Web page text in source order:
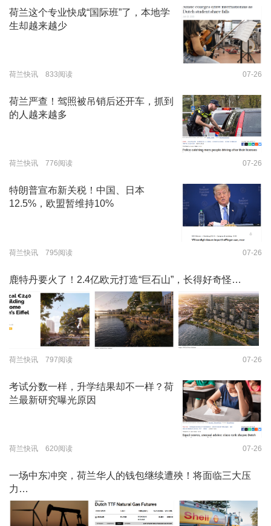
荷兰这个专业快成“国际班”了，本地学
生却越来越少
荷兰快讯 833阅读 07-26
荷兰严查！驾照被吊销后还开车，抓到
的人越来越多
荷兰快讯 776阅读 07-26
特朗普宣布新关税！中国、日本
12.5%，欧盟暂维持10%
荷兰快讯 795阅读 07-26
鹿特丹要火了！2.4亿欧元打造“巨石山”，长得好奇怪…
荷兰快讯 797阅读 07-26
考试分数一样，升学结果却不一样？荷
兰最新研究曝光原因
荷兰快讯 620阅读 07-26
一场中东冲突，荷兰华人的钱包继续遭殃！将面临三大压
力…